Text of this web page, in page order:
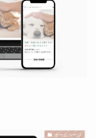
ホームページ